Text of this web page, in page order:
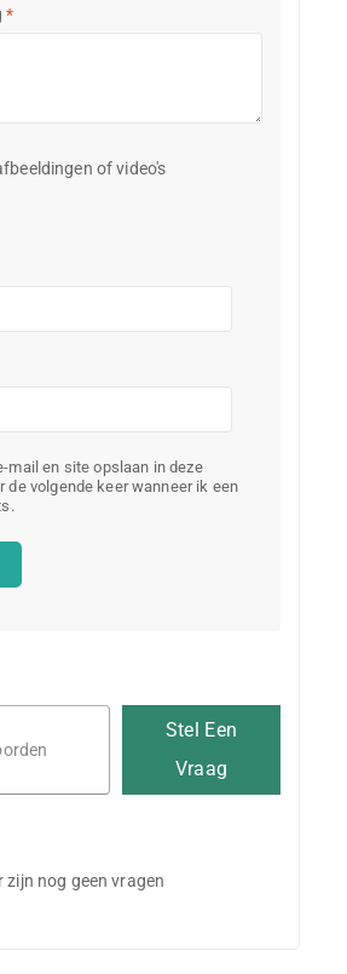
*
of video's
mail en site opslaan in deze
de volgende keer wanneer ik een
Stel Een
Vraag
zijn nog geen vragen